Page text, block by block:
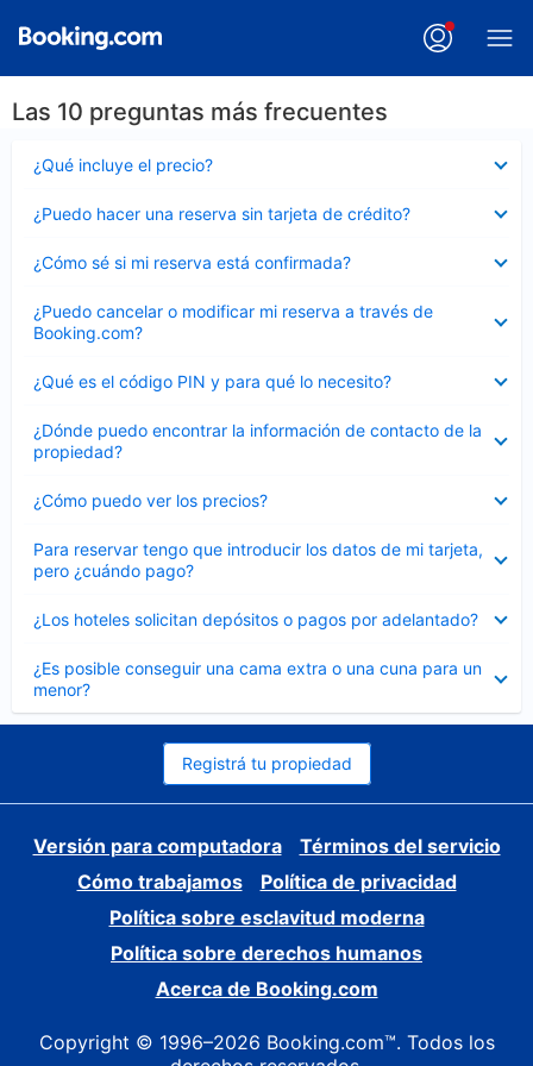
Las 10 preguntas más frecuentes
¿Qué incluye el precio?
cerrado
¿Puedo hacer una reserva sin tarjeta de crédito?
cerrado
¿Cómo sé si mi reserva está confirmada?
cerrado
¿Puedo cancelar o modificar mi reserva a través de
Booking.com?
cerrado
¿Qué es el código PIN y para qué lo necesito?
cerrado
¿Dónde puedo encontrar la información de contacto de la
propiedad?
cerrado
¿Cómo puedo ver los precios?
cerrado
Para reservar tengo que introducir los datos de mi tarjeta,
pero ¿cuándo pago?
cerrado
¿Los hoteles solicitan depósitos o pagos por adelantado?
cerrado
¿Es posible conseguir una cama extra o una cuna para un
menor?
cerrado
Registrá tu propiedad
Versión para computadora
Términos del servicio
Cómo trabajamos
Política de privacidad
Política sobre esclavitud moderna
Política sobre derechos humanos
Acerca de Booking.com
Copyright © 1996–2026 Booking.com™. Todos los